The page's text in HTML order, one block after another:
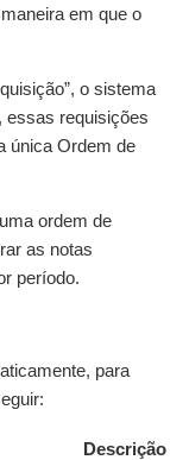
em que o
o sistema
essas requisições
única Ordem de
ordem de
as notas
período.
para
Descrição